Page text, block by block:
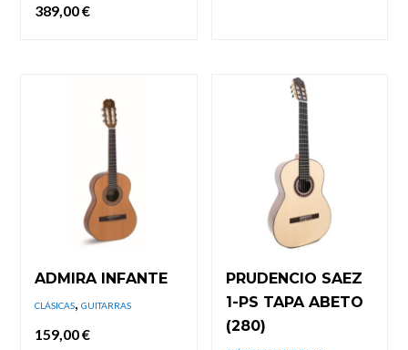
389,00€
ADMIRA INFANTE
CLÁSICAS,GUITARRAS
159,00€
PRUDENCIO SAEZ
1-PS TAPA ABETO
(280)